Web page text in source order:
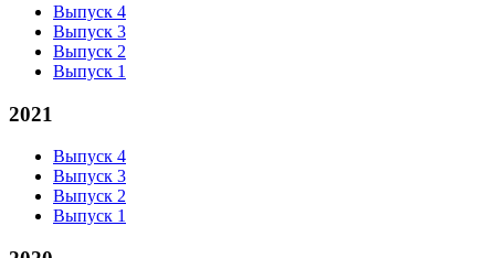
Выпуск 4
Выпуск 3
Выпуск 2
Выпуск 1
2021
Выпуск 4
Выпуск 3
Выпуск 2
Выпуск 1